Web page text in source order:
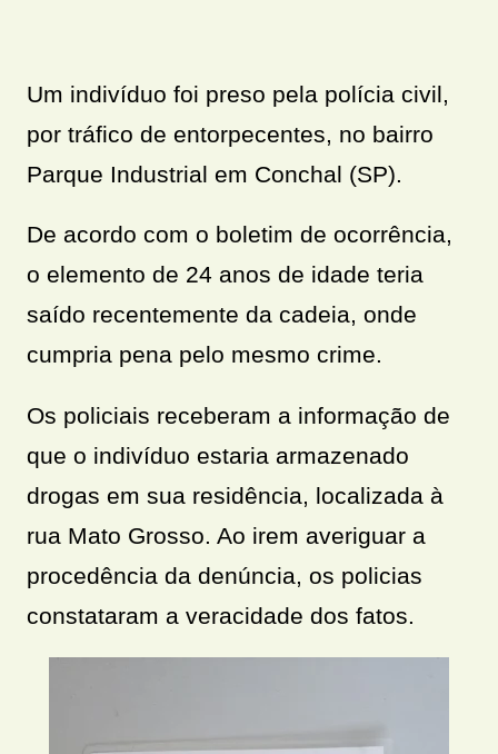
Um indivíduo foi preso pela polícia civil,
por tráfico de entorpecentes, no bairro
Parque Industrial em Conchal (SP).
De acordo com o boletim de ocorrência,
o elemento de 24 anos de idade teria
saído recentemente da cadeia, onde
cumpria pena pelo mesmo crime.
Os policiais receberam a informação de
que o indivíduo estaria armazenado
drogas em sua residência, localizada à
rua Mato Grosso. Ao irem averiguar a
procedência da denúncia, os policias
constataram a veracidade dos fatos.